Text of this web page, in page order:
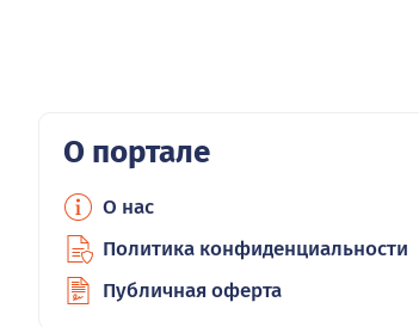
О портале
О нас
Политика конфиденциальности
Публичная оферта